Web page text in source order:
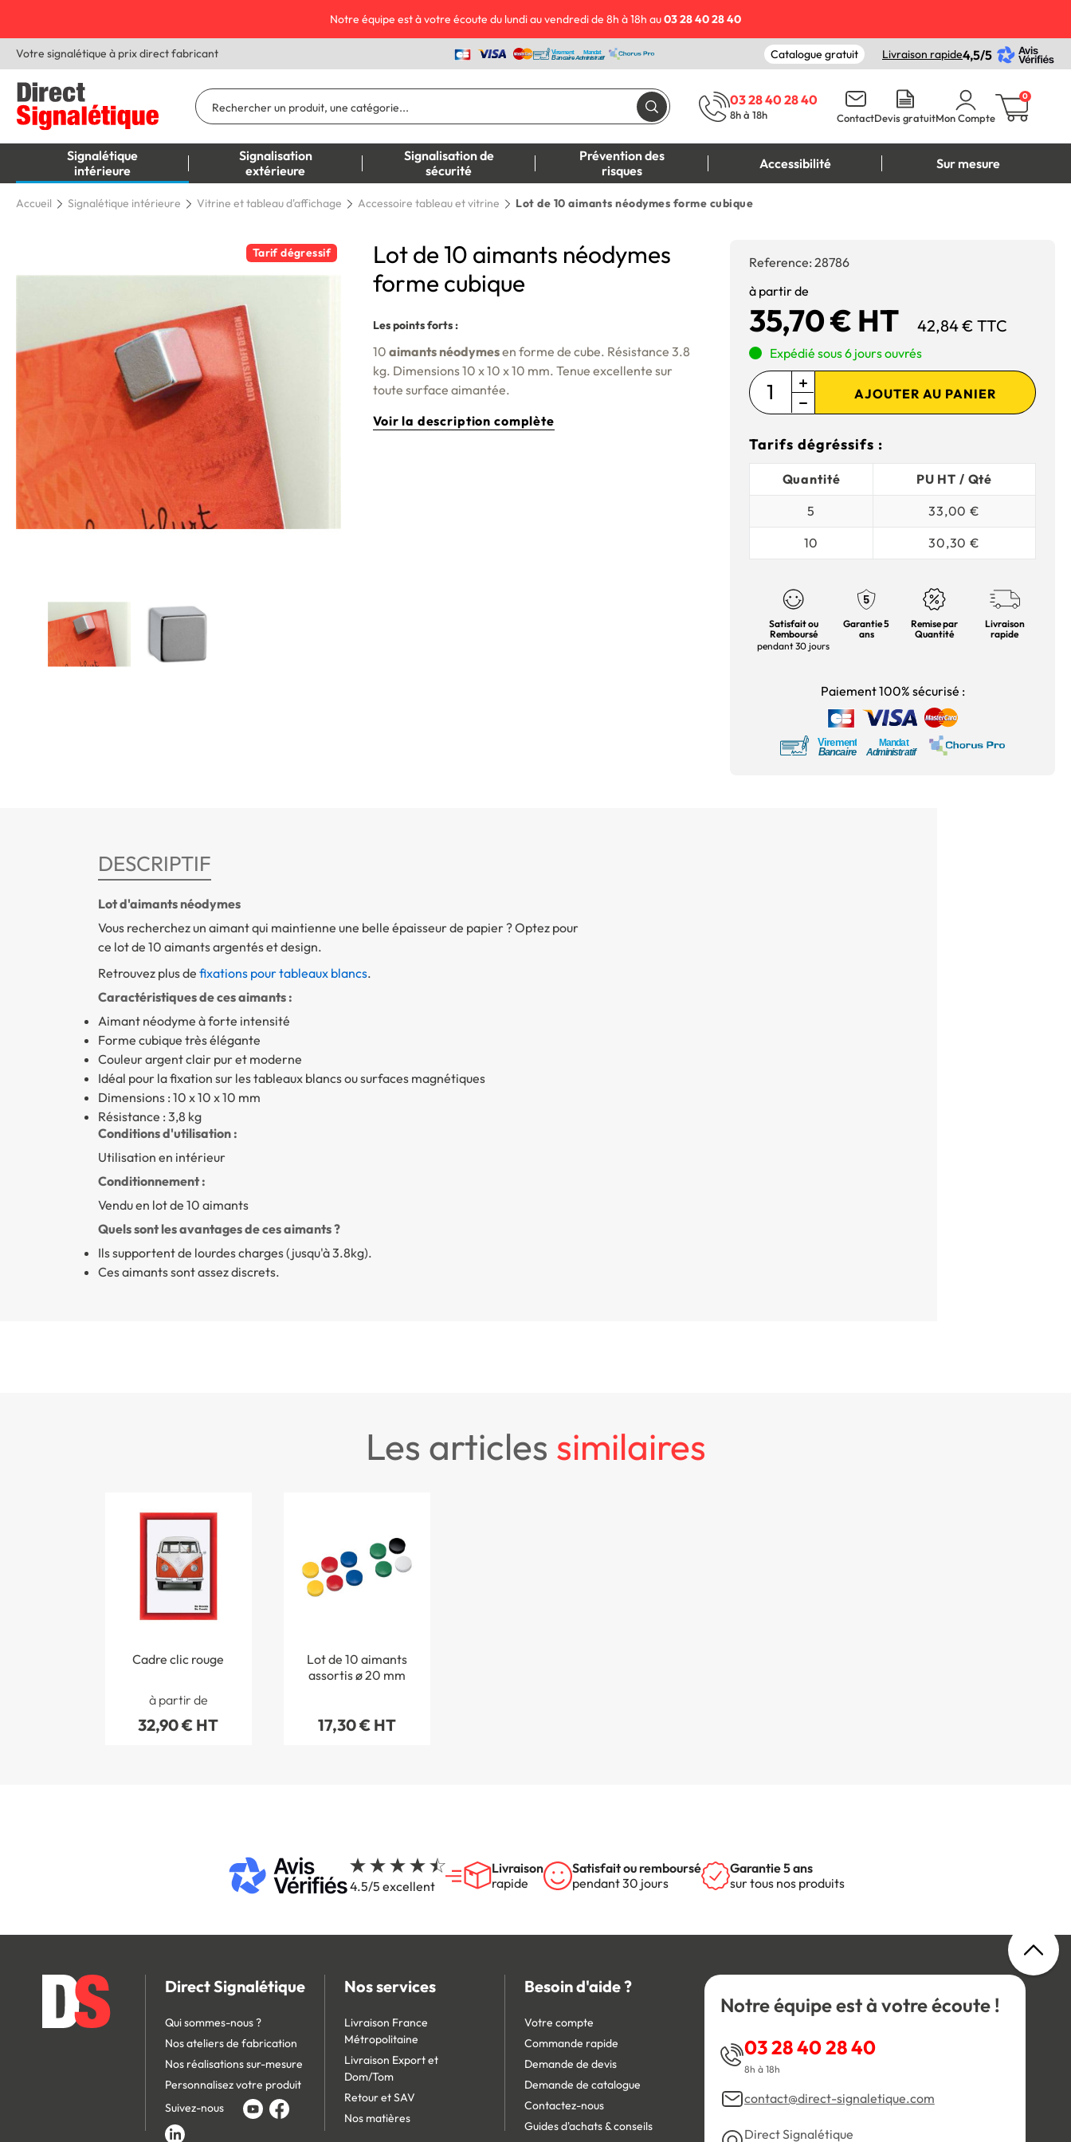
Notre équipe est à votre écoute du lundi au vendredi de 8h à 18h au03 28 40 28 40
Votre signalétique à prix direct fabricant Catalogue gratuit Livraison rapide4,5/5
03 28 40 28 40
8h à 18h ContactDevis gratuitMon Compte
0
Signalétique
intérieure
Signalisation
extérieure
Signalisation de
sécurité
Prévention des
risques
Accessibilité Sur mesure
Accueil Signalétique intérieure Vitrine et tableau d'affichage Accessoire tableau et vitrine Lot de 10 aimants néodymes forme cubique
Tarif dégressif
Lot de 10 aimants néodymes
forme cubique
Les points forts :
10 aimants néodymesen forme de cube. Résistance 3.8
kg. Dimensions 10 x 10 x 10 mm. Tenue excellente sur
toute surface aimantée.
Voir la description complète
Reference: 28786
à partir de
35,70 € HT 42,84 € TTC
Expédié sous 6 jours ouvrés
AJOUTER AU PANIER
Tarifs dégréssifs :
Quantité
PU HT / Qté
5
33,00 €
10
30,30 €
Satisfait ou
Remboursé
pendant 30 jours
Garantie 5
ans
Remise par
Quantité
Livraison
rapide
Paiement 100% sécurisé :
DESCRIPTIF
Lot d'aimants néodymes
Vous recherchez un aimant qui maintienne une belle épaisseur de papier ? Optez pour
ce lot de 10 aimants argentés et design.
Retrouvez plus de fixations pour tableaux blancs.
Caractéristiques de ces aimants :
Aimant néodyme à forte intensité
Forme cubique très élégante
Couleur argent clair pur et moderne
Idéal pour la fixation sur les tableaux blancs ou surfaces magnétiques
Dimensions : 10 x 10 x 10 mm
Résistance : 3,8 kg
Conditions d'utilisation :
Utilisation en intérieur
Conditionnement :
Vendu en lot de 10 aimants
Quels sont les avantages de ces aimants ?
Ils supportent de lourdes charges (jusqu'à 3.8kg).
Ces aimants sont assez discrets.
les articles similaires
Cadre clic rouge
à partir de
32,90 € HT
Lot de 10 aimants
assortis ø 20 mm
17,30 € HT
4.5/5 excellent
Livraison
rapide
Satisfait ou remboursé
pendant 30 jours
Garantie 5 ans
sur tous nos produits
Direct Signalétique
Qui sommes-nous ?
Nos ateliers de fabrication
Nos réalisations sur-mesure
Personnalisez votre produit
Suivez-nous
Nos services
Livraison France
Métropolitaine
Livraison Export et
Dom/Tom
Retour et SAV
Nos matières
Besoin d'aide ?
Votre compte
Commande rapide
Demande de devis
Demande de catalogue
Contactez-nous
Guides d'achats & conseils
Notre équipe est à votre écoute !
03 28 40 28 40
8h à 18h
contact@direct-signaletique.com
Direct Signalétique